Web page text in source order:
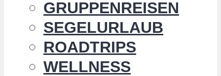
GRUPPENREISEN
SEGELURLAUB
ROADTRIPS
WELLNESS